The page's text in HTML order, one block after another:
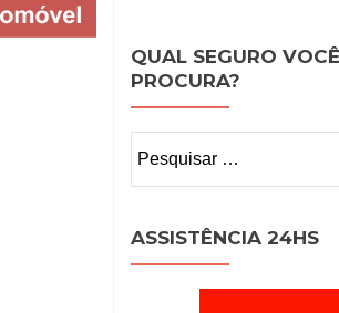
QUAL SEGURO VOCÊ
PROCURA?
por:
ASSISTÊNCIA 24HS